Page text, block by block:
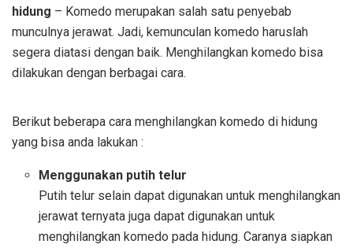
hidung – Komedo merupakan salah satu penyebab
munculnya jerawat. Jadi, kemunculan komedo haruslah
segera diatasi dengan baik. Menghilangkan komedo bisa
dilakukan dengan berbagai cara.
Berikut beberapa cara menghilangkan komedo di hidung
yang bisa anda lakukan :
Menggunakan putih telur
Putih telur selain dapat digunakan untuk menghilangkan
jerawat ternyata juga dapat digunakan untuk
menghilangkan komedo pada hidung. Caranya siapkan